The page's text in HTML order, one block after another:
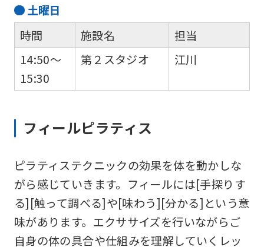
土曜日
時間
14:50～
15:30
施設名
第２スタジオ
担当
江川
フィールピラティス
ピラティステクニックの効果を体を動かしな
がら感じていきます。フィールには[手探りす
る][触って調べる]や[味わう][分かる]という意
味があります。エクササイズを行いながらご
自身の体の具合や仕組みを理解していくレッ
English.
the
below
automatic
to
return
to
the